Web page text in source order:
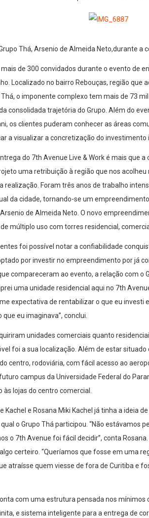
Thá, Arsenio de Almeida Neto,durante
mais de 300 convidados durante o evento de
Localizado no bairro Rebouças, região que
o imponente complexo tem mais de 73
consolidada trajetória do Grupo. Além do
os clientes puderam conhecer as áreas
a visualizar a concretização do investimento
do 7th Avenue Live & Work é mais que
uma retribuição à região que nos
realização. Foram três anos de trabalho
da cidade, tornando-se um
de Almeida Neto. O novo
múltiplo uso com torres residencial,
foi possível notar a confiabilidade
por investir no empreendimento por já
compareceram ao evento, a relação com o
uma unidade residencial aqui no 7th
expectativa de rentabilizar o que eu investi
eu imaginava”, conclui.
unidades comerciais quanto
foi a sua localização. Além de estar
centro, rodoviária, com fácil acesso ao
campus da Universidade Federal do
às lojas do centro comercial.
Kachel e Rosana Miki Kachel já tinha a ideia
o Grupo Thá participou. “Não estávamos
o 7th Avenue foi fácil decidir”, conta
certeiro. “Queríamos que fosse em uma
atraísse quem viesse de fora de Curitiba e
com uma estrutura pensada nos mínimos
e sistema inteligente para a entrega de